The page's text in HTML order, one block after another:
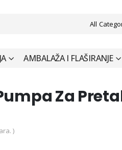
All
AMBALAŽA I FLAŠIRANJE
Za
)